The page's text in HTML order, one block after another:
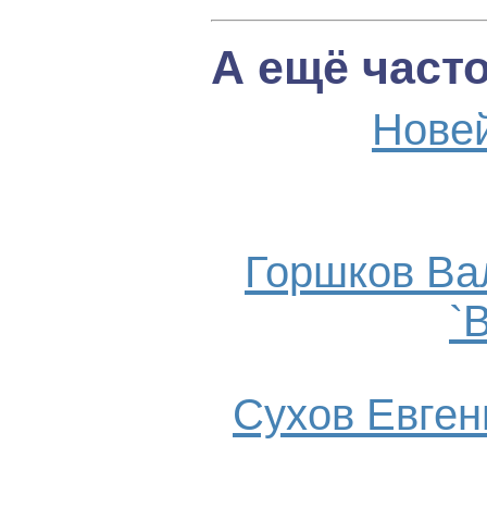
А ещё
Горшков
Сухов